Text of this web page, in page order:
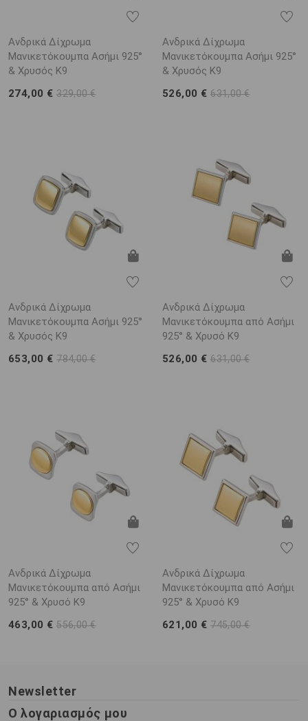
Ανδρικά Δίχρωμα
Μανικετόκουμπα Ασήμι 925°
& Χρυσός Κ9
274,00 €329,00 €
Ανδρικά Δίχρωμα
Μανικετόκουμπα Ασήμι 925°
& Χρυσός Κ9
526,00 €631,00 €
Ανδρικά Δίχρωμα
Μανικετόκουμπα Ασήμι 925°
& Χρυσός Κ9
653,00 €784,00 €
Ανδρικά Δίχρωμα
Μανικετόκουμπα από Ασήμι
925° & Χρυσό Κ9
526,00 €631,00 €
Ανδρικά Δίχρωμα
Μανικετόκουμπα από Ασήμι
925° & Χρυσό Κ9
463,00 €556,00 €
Ανδρικά Δίχρωμα
Μανικετόκουμπα από Ασήμι
925° & Χρυσό Κ9
621,00 €745,00 €
Newsletter
Ο λογαριασμός μου